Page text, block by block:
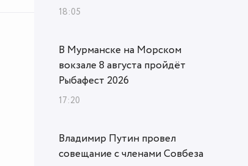
18:05
В Мурманске на Морском
вокзале 8 августа пройдёт
Рыбафест 2026
17:20
Владимир Путин провел
совещание с членами Совбеза